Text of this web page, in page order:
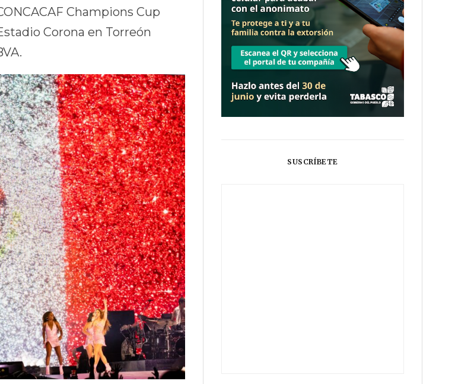
Champions Cup
Corona en Torreón
SUSCRÍBETE